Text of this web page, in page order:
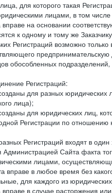
для которого такая
лицами, в том
на основании
к одному и тому же
Регистраций возможно
обособленных
Регистраций:
для разных
лица);
для юридических лиц,
Регистрации по отношению
Регистраций входят в
Сайта факта
лицами,
в любое время без
для каждого из
в случае расторжения